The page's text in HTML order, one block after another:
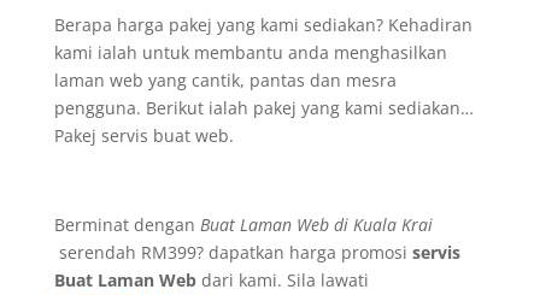
Berapa harga pakej yang kami sediakan? Kehadiran
kami ialah untuk membantu anda menghasilkan
laman web yang cantik, pantas dan mesra
pengguna. Berikut ialah pakej yang kami sediakan…
Pakej servis buat web.
Berminat dengan Buat Laman Web di Kuala Krai
serendah RM399? dapatkan harga promosi servis
Buat Laman Webdari kami. Sila lawati